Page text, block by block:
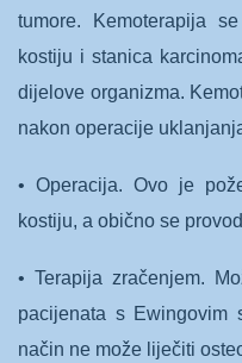
tumore. Kemoterapija
kostiju i stanica
dijelove organizma.
nakon operacije
• Operacija. Ovo je
kostiju, a obično se
• Terapija zračenjem.
pacijenata s Ewingovim
način ne može liječiti